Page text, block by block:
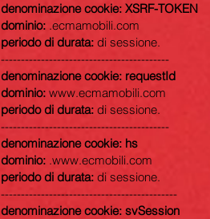
denominazione cookie: XSRF-TOKEN
dominio: .ecmamobili.com
periodo di durata: di sessione.
------------------------------------------
denominazione cookie: requestId
dominio: www.ecmamobili.com
periodo di durata: di sessione.
------------------------------------------
denominazione cookie: hs
dominio: .www.ecmobili.com
periodo di durata: di sessione.
--------------------------------------------
denominazione cookie: svSession